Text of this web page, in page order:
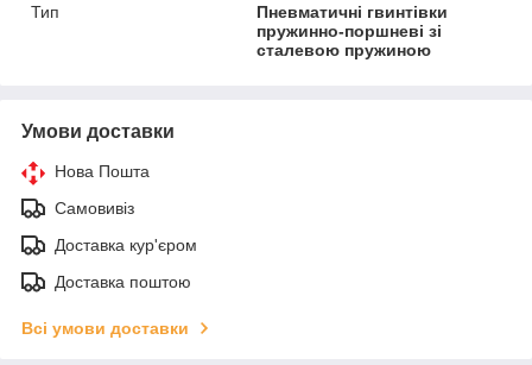
Тип
Пневматичні гвинтівки
пружинно-поршневі зі
сталевою пружиною
Умови доставки
Нова Пошта
Самовивіз
Доставка кур'єром
Доставка поштою
Всі умови доставки